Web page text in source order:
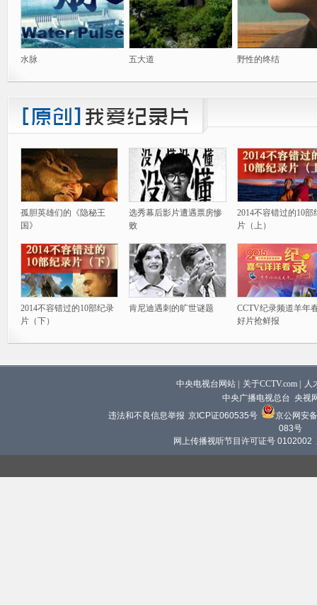
水脉 五大道 野性的终结
孤胆英雄们的《隐秘王
国》
选秀幕后影片遭遇票房惨
败
2014不容错过的10部
片（上）
2014不容错过的10部纪录
片（下）
肯尼迪遇刺的旷世谜题
CCTV纪录频道羊年
好片抢鲜报
中央电视台网站 关于CCTV.com
人
中央广播电视总台 央视
违法和不良信息举报 京ICP证060535号
京公网安
083号
网上传播视听节目许可证号